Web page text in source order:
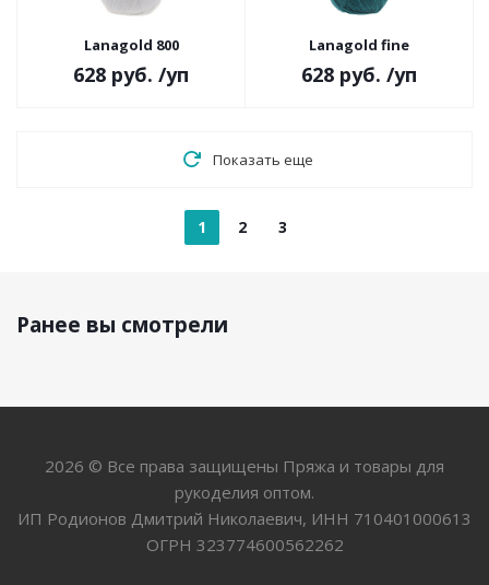
Lanagold 800
628 руб. /уп
Lanagold fine
628 руб. /уп
Показать еще
1 2 3
Ранее вы смотрели
2026 © Все права защищены Пряжа и товары для
рукоделия оптом.
ИП Родионов Дмитрий Николаевич, ИНН 710401000613
ОГРН 323774600562262